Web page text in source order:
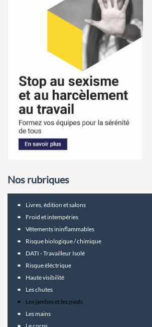
Nos rubriques
Livres, édition et salons
Froid et intempéries
Vêtements ininflammables
Risque biologique / chimique
DATI - Travailleur Isolé
Risque éléctrique
Haute visibilité
Les chutes
Les jambes et les pieds
Les mains